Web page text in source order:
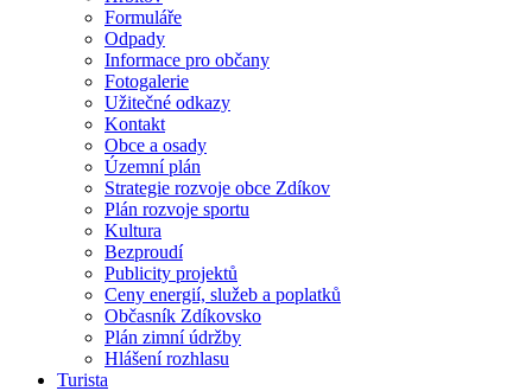
Formuláře
Odpady
Informace pro občany
Fotogalerie
Užitečné odkazy
Kontakt
Obce a osady
Územní plán
Strategie rozvoje obce Zdíkov
Plán rozvoje sportu
Kultura
Bezproudí
Publicity projektů
Ceny energií, služeb a poplatků
Občasník Zdíkovsko
Plán zimní údržby
Hlášení rozhlasu
Turista